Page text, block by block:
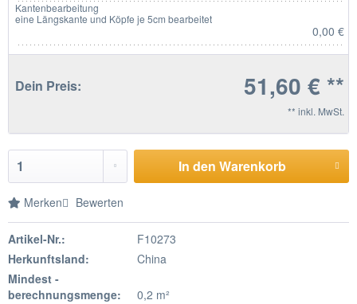
Kantenbearbeitung
eine Längskante und Köpfe je 5cm bearbeitet
0,00 €
Dein Preis: 51,60 € **
** inkl. MwSt.
In den Warenkorb
Merken Bewerten
Artikel-Nr.:
F10273
Herkunftsland:
China
Mindest -
berechnungsmenge:
0,2 m²